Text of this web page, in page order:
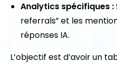
Analytics spécifiques :
referrals” et les
réponses IA.
L’objectif est d’avoir un